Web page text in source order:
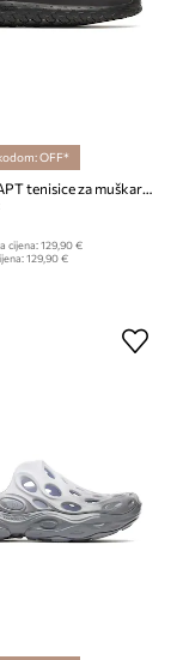
OFF*
cijena:129,90 €
129,90 €